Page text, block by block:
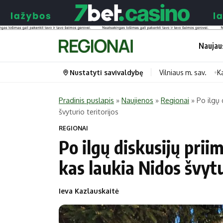
Portalas
Savivaldybės
Naujausi
Pasaulis
Gyvenimas
Horoskopai
Sveikata
Nustatyti savivaldybę Vilniaus m. sav.
Pradinis puslapis » Naujienos » Regionai » Po ilgų
švyturio teritorijos
REGIONAI
Po ilgų diskusijų
kas laukia Nidos
Ieva Kazlauskaitė